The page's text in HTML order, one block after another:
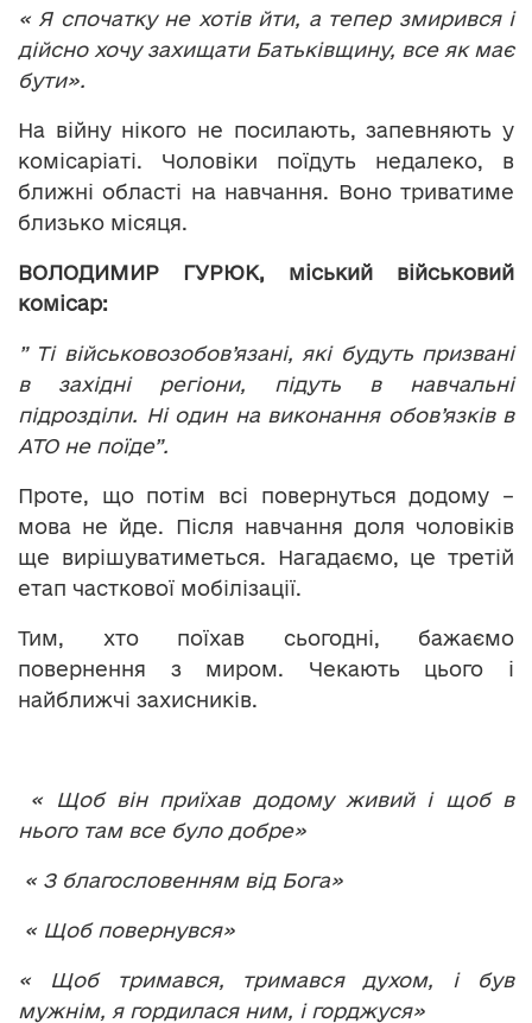
« Я спочатку не хотів йти, а тепер змирився і
дійсно хочу захищати Батьківщину, все як має
бути».
На війну нікого не посилають, запевняють у
комісаріаті. Чоловіки поїдуть недалеко, в
ближні області на навчання. Воно триватиме
близько місяця.
ВОЛОДИМИР ГУРЮК, міський військовий
комісар:
” Ті військовозобов’язані, які будуть призвані
в західні регіони, підуть в навчальні
підрозділи. Ні один на виконання обов’язків в
АТО не поїде”.
Проте, що потім всі повернуться додому –
мова не йде. Після навчання доля чоловіків
ще вирішуватиметься. Нагадаємо, це третій
етап часткової мобілізації.
Тим, хто поїхав сьогодні, бажаємо
повернення з миром. Чекають цього і
найближчі захисників.
« Щоб він приїхав додому живий і щоб в
нього там все було добре»
« З благословенням від Бога»
« Щоб повернувся»
« Щоб тримався, тримався духом, і був
мужнім, я гордилася ним, і горджуся»